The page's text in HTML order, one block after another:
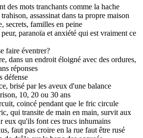
des mots tranchants comme la hache
assassinat dans ta propre maison
secrets, familles en peine
paranoïa et anxiété qui est vraiment ce
faire éventrer?
dans un endroit éloigné avec des ordures,
réponses
défense
brisé par les aveux d'une balance
10, 20 ou 30 ans
coincé pendant que le fric circule
qui transite de main en main, survit aux
eux qu'ils font ces trucs inhumains
faut pas croire en la rue faut être rusé